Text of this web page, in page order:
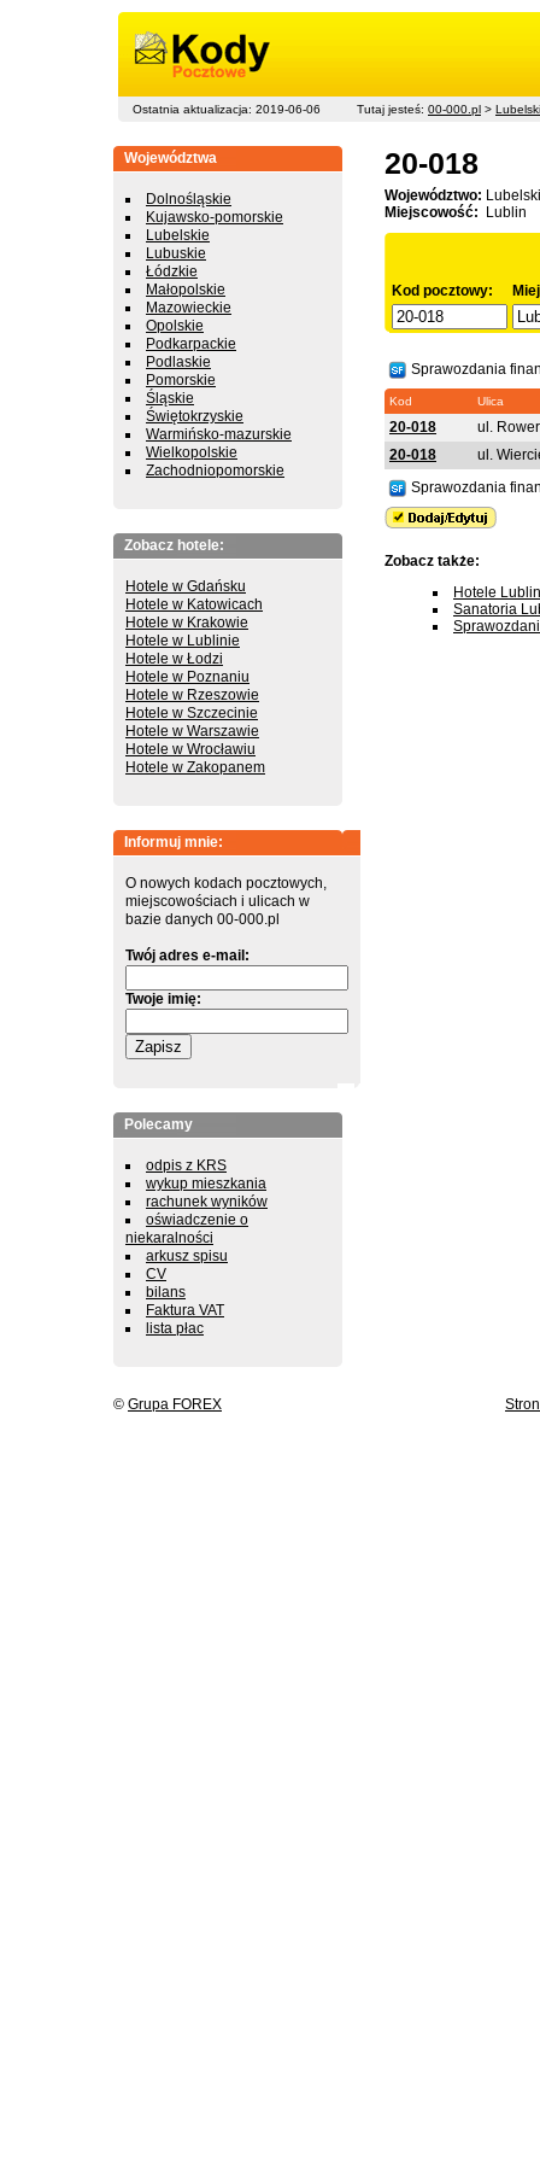
Ostatnia aktualizacja: 2019-06-06 Tutaj jesteś: 00-000.pl >
Województwa
Dolnośląskie
Kujawsko-pomorskie
Lubelskie
Lubuskie
Łódzkie
Małopolskie
Mazowieckie
Opolskie
Podkarpackie
Podlaskie
Pomorskie
Śląskie
Świętokrzyskie
Warmińsko-mazurskie
Wielkopolskie
Zachodniopomorskie
Zobacz hotele:
Hotele w Gdańsku
Hotele w Katowicach
Hotele w Krakowie
Hotele w Lublinie
Hotele w Łodzi
Hotele w Poznaniu
Hotele w Rzeszowie
Hotele w Szczecinie
Hotele w Warszawie
Hotele w Wrocławiu
Hotele w Zakopanem
Informuj mnie:
O nowych kodach pocztowych,
miejscowościach i ulicach w
bazie danych 00-000.pl
Twój adres e-mail:
Twoje imię:
Polecamy
odpis z KRS
wykup mieszkania
rachunek wyników
oświadczenie o
niekaralności
arkusz spisu
CV
bilans
Faktura VAT
lista płac
20-018
Województwo:
Miejscowość:
Lublin
Kod pocztowy:
Sprawozdania
Kod Ulica
20-018
ul.
20-018
ul.
Sprawozdania
Zobacz także:
Hotele Lublin
Sanatoria
© Grupa FOREX